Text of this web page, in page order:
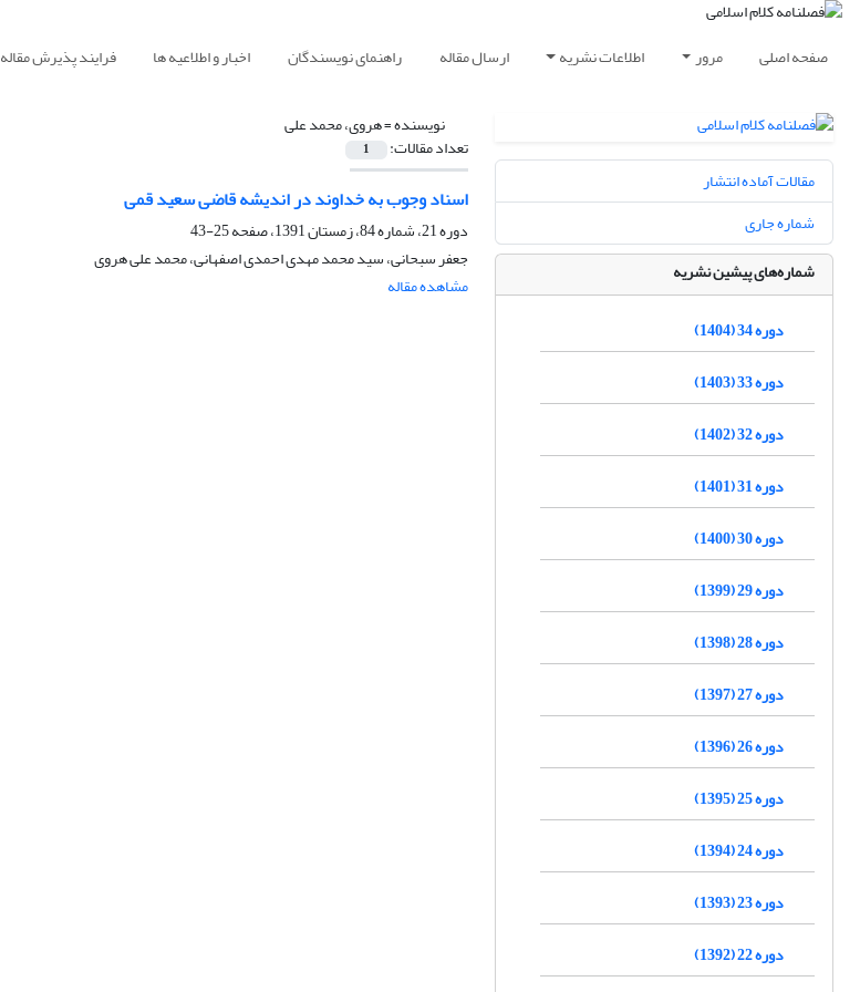
صفحه اصلی مرور اطلاعات نشریه ارسال مقاله راهنمای نویسندگان اخبار و اطلاعیه ها فرایند پذیرش مقاله
نویسنده =هروی، محمد علی
تعداد مقالات: 1
اسناد وجوب به خداوند در اندیشه قاضی سعید قمی
دوره 21، شماره 84، زمستان 1391، صفحه
25-43
جعفر سبحانی، سید محمد مهدی احمدی اصفهانی، محمد علی هروی
مشاهده مقاله
مقالات آماده انتشار
شماره جاری
شماره‌های پیشین نشریه
دوره 34 (1404)
دوره 33 (1403)
دوره 32 (1402)
دوره 31 (1401)
دوره 30 (1400)
دوره 29 (1399)
دوره 28 (1398)
دوره 27 (1397)
دوره 26 (1396)
دوره 25 (1395)
دوره 24 (1394)
دوره 23 (1393)
دوره 22 (1392)